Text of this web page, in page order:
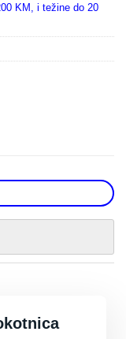
KM, i težine do 20